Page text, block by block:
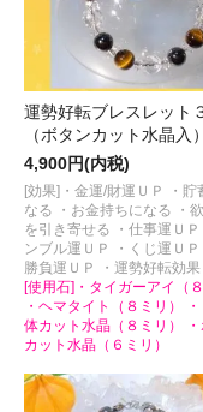
運勢好転ブレスレット
（ボタンカット水晶入）
4,900円(内税)
[効果]・金運/財運ＵＰ ・貯
なる ・お金持ちになる ・
を引き寄せる ・仕事運ＵＰ
ンブル運ＵＰ ・くじ運Ｕ
勝負運ＵＰ ・運勢好転効果
[使用石]・タイガーアイ（８
・ヘマタイト（８ミリ）
体カット水晶（８ミリ） ・
カット水晶（６ミリ）